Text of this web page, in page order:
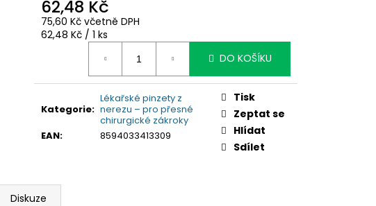
62,48 Kč
75,60 Kč včetně DPH
Měrná
62,48 Kč / 1 ks
DO KOŠÍKU
Kategorie:
Lékařské pinzety z
nerezu – pro přesné
chirurgické zákroky
EAN: 8594033413309
Tisk
Zeptat se
Hlídat
Sdílet
Diskuze